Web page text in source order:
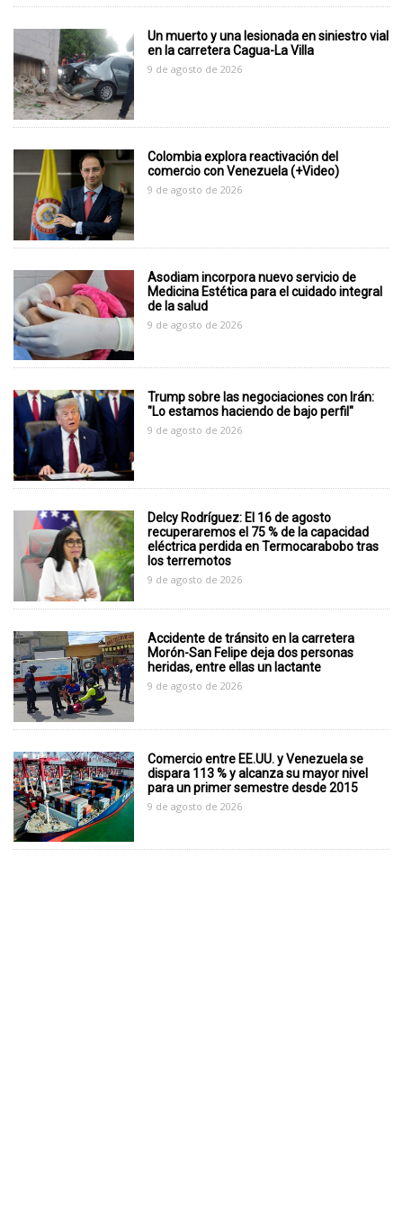
Un muerto y una lesionada en siniestro vial
en la carretera Cagua-La Villa
9 de agosto de 2026
Colombia explora reactivación del
comercio con Venezuela (+Video)
9 de agosto de 2026
Asodiam incorpora nuevo servicio de
Medicina Estética para el cuidado integral
de la salud
9 de agosto de 2026
Trump sobre las negociaciones con Irán:
"Lo estamos haciendo de bajo perfil"
9 de agosto de 2026
Delcy Rodríguez: El 16 de agosto
recuperaremos el 75 % de la capacidad
eléctrica perdida en Termocarabobo tras
los terremotos
9 de agosto de 2026
Accidente de tránsito en la carretera
Morón-San Felipe deja dos personas
heridas, entre ellas un lactante
9 de agosto de 2026
Comercio entre EE.UU. y Venezuela se
dispara 113 % y alcanza su mayor nivel
para un primer semestre desde 2015
9 de agosto de 2026